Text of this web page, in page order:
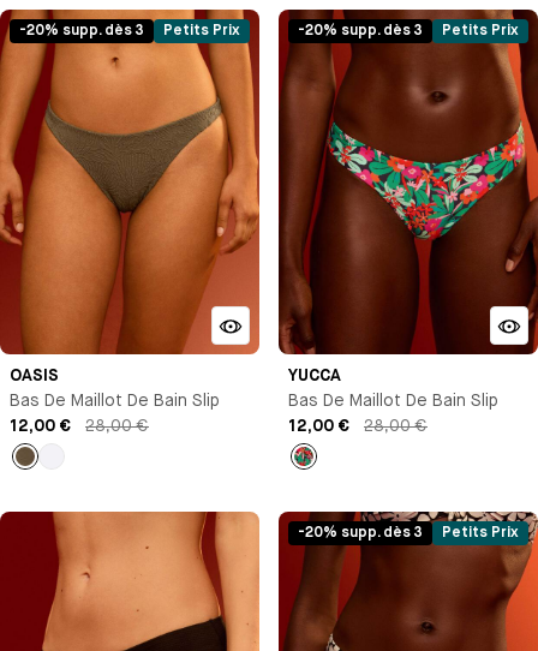
-20% supp. dès 3 Petits Prix
OASIS
Bas De Maillot De Bain Slip
12,00 €
28,00 €
-20% supp. dès 3 Petits Prix
YUCCA
Bas De Maillot De Bain Slip
12,00 €
28,00 €
-20% supp. dès 3 Petits Prix